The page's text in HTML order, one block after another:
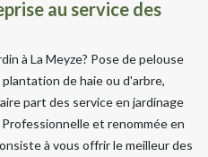
au service des
à La Meyze? Pose de pelouse
de haie ou d'arbre,
part des service en jardinage
et renommée en
à vous offrir le meilleur des